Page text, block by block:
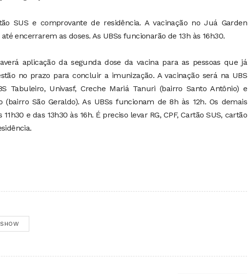
SUS e comprovante de residência. A vacinação no Juá Garden
encerrarem as doses. As UBSs funcionarão de 13h às 16h30.
aplicação da segunda dose da vacina para as pessoas que já
no prazo para concluir a imunização. A vacinação será na UBS
Tabuleiro, Univasf, Creche Mariá Tanuri (bairro Santo Antônio) e
(bairro São Geraldo). As UBSs funcionam de 8h às 12h. Os demais
e das 13h30 às 16h. É preciso levar RG, CPF, Cartão SUS, cartão